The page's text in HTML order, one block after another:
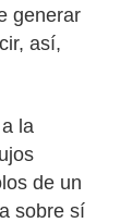
generar
así,
la
de un
sobre sí